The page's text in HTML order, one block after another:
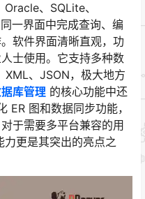
、SQLite、
一界面中完成查询、编
软件界面清晰直观，功
士使用。它支持多种数
XML、JSON，极大地方
库管理 的核心功能中还
ER 图和数据同步功能，
于需要多平台兼容的用
力更是其突出的亮点之